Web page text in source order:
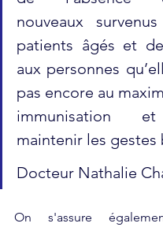
nouveaux
patients âgés et
aux personnes
pas encore au
immunisation
maintenir les gestes
Docteur Nathalie
On s'assure